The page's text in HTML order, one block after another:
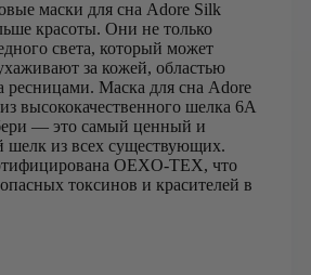
маски для сна Adore Silk
красоты. Они не только
света, который может
за кожей, областью
ресницами. Маска для сна Adore
высококачественного шелка 6A
— это самый ценный и
шелк из всех существующих.
OEXO-TEX, что
опасных токсинов и красителей в